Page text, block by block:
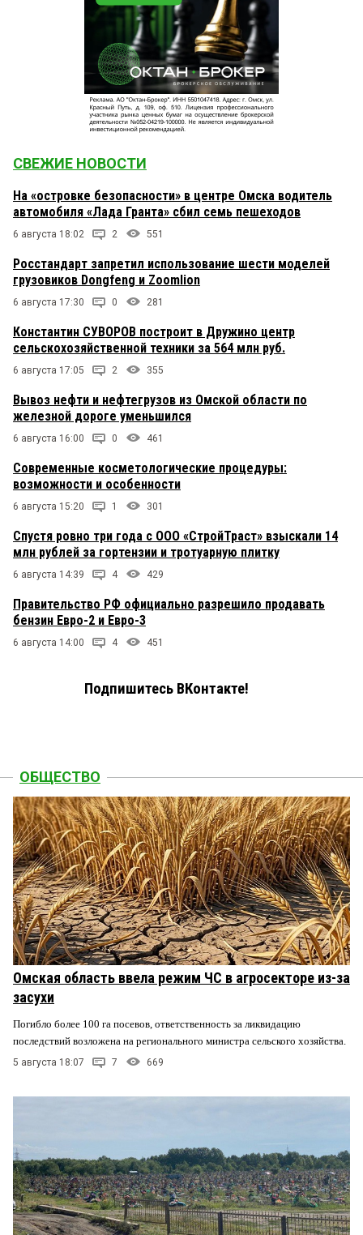
СВЕЖИЕ НОВОСТИ
На «островке безопасности» в центре Омска водитель
автомобиля «Лада Гранта» сбил семь пешеходов
6 августа 18:02 2 551
Росстандарт запретил использование шести моделей
грузовиков Dongfeng и Zoomlion
6 августа 17:30 0 281
Константин СУВОРОВ построит в Дружино центр
сельскохозяйственной техники за 564 млн руб.
6 августа 17:05 2 355
Вывоз нефти и нефтегрузов из Омской области по
железной дороге уменьшился
6 августа 16:00 0 461
Современные косметологические процедуры:
возможности и особенности
6 августа 15:20 1 301
Спустя ровно три года с ООО «СтройТраст» взыскали 14
млн рублей за гортензии и тротуарную плитку
6 августа 14:39 4 429
Правительство РФ официально разрешило продавать
бензин Евро-2 и Евро-3
6 августа 14:00 4 451
Подпишитесь ВКонтакте!
ОБЩЕСТВО
Омская область ввела режим ЧС в агросекторе из-за
засухи
Погибло более 100 га посевов, ответственность за ликвидацию
последствий возложена на регионального министра сельского хозяйства.
5 августа 18:07 7 669